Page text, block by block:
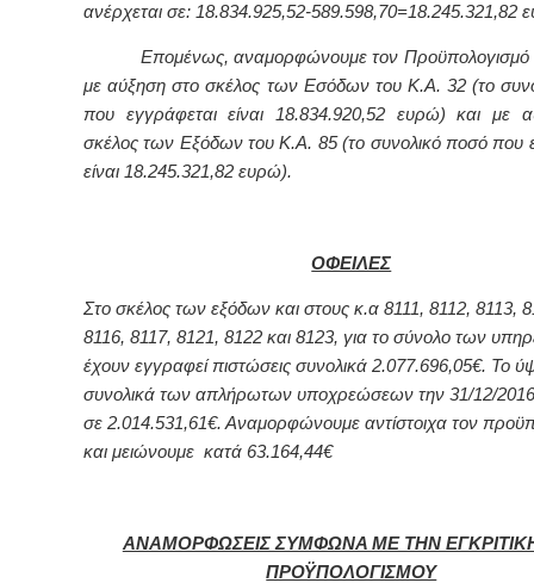
ανέρχεται σε: 18.834.925,52-589.598,70=18.245.321,82
Επομένως, αναμορφώνουμε τον Προϋπολογισμό
με αύξηση στο σκέλος των Εσόδων του Κ.Α. 32 (το
που εγγράφεται είναι 18.834.920,52 ευρώ) και με
σκέλος των Εξόδων του Κ.Α. 85 (το συνολικό ποσό που
είναι 18.245.321,82 ευρώ).
ΟΦΕΙΛΕΣ
Στο σκέλος των εξόδων και στους κ.α 8111, 8112, 8113,
8116, 8117, 8121, 8122 και 8123, για το σύνολο των
έχουν εγγραφεί πιστώσεις συνολικά 2.077.696,05€. Το
συνολικά των απλήρωτων υποχρεώσεων την 31/12/
σε 2.014.531,61€. Αναμορφώνουμε αντίστοιχα τον
και μειώνουμε κατά 63.164,44€
ΑΝΑΜΟΡΦΩΣΕΙΣ ΣΥΜΦΩΝΑ ΜΕ ΤΗΝ
ΠΡΟΫΠΟΛΟΓΙΣΜΟΥ